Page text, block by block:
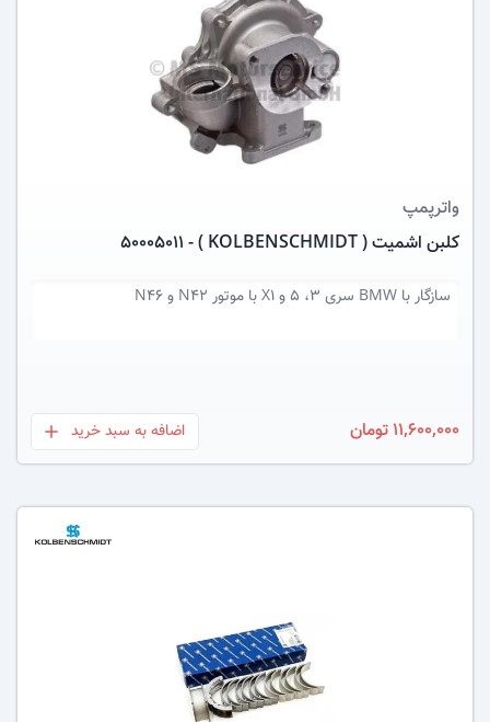
عکس کالا
واترپمپ
کلبن اشمیت ( KOLBENSCHMIDT ) - 50005011
سازگار با BMW سری 3، 5 و X1 با موتور N42 و N46
11,600,000 تومان بعلاوه
اضافه به سبد خرید
عکس کالا